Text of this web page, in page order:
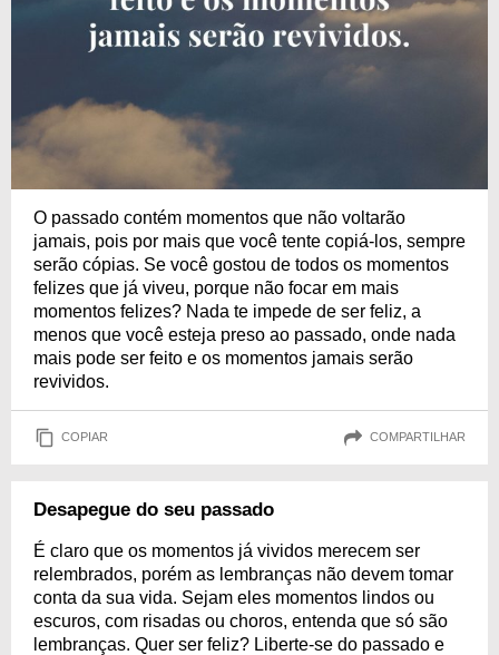
O passado contém momentos que não voltarão
jamais, pois por mais que você tente copiá-los, sempre
serão cópias. Se você gostou de todos os momentos
felizes que já viveu, porque não focar em mais
momentos felizes? Nada te impede de ser feliz, a
menos que você esteja preso ao passado, onde nada
mais pode ser feito e os momentos jamais serão
revividos.
COPIAR COMPARTILHAR
Desapegue do seu passado
É claro que os momentos já vividos merecem ser
relembrados, porém as lembranças não devem tomar
conta da sua vida. Sejam eles momentos lindos ou
escuros, com risadas ou choros, entenda que só são
lembranças. Quer ser feliz? Liberte-se do passado e